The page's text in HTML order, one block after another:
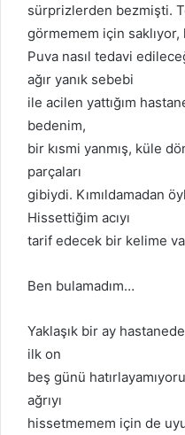
sürprizlerden bezmişti.
görmemem için
Puva nasıl tedavi
ağır yanık sebebi
ile acilen yattığım
bedenim,
bir kısmi yanmış, küle
parçaları
gibiydi. Kımıldamadan
Hissettiğim acıyı
tarif edecek bir kelime
Ben bulamadım…
Yaklaşık bir ay
ilk on
beş günü
ağrıyı
hissetmemem için de